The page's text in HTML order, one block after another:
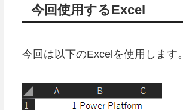
今回使用するExcel
今回は以下のExcelを使用します。